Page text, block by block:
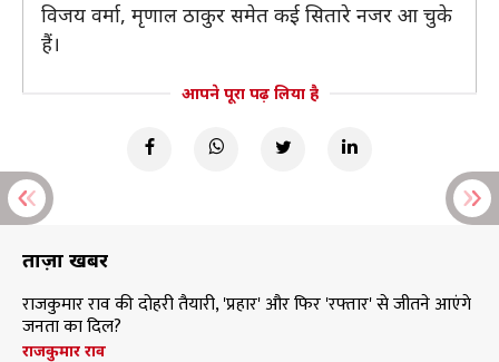
विजय वर्मा, मृणाल ठाकुर समेत कई सितारे नजर आ चुके
हैं।
आपने पूरा पढ़ लिया है
ताज़ा खबरें
राजकुमार राव की दोहरी तैयारी, 'प्रहार' और फिर 'रफ्तार' से जीतने आएंगे
जनता का दिल?
राजकुमार राव